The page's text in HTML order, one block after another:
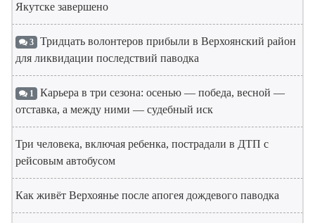
Якутске завершено
3 Тридцать волонтеров прибыли в Верхоянский район
для ликвидации последствий паводка
1 Карьера в три сезона: осенью — победа, весной —
отставка, а между ними — судебный иск
Три человека, включая ребенка, пострадали в ДТП с
рейсовым автобусом
Как живёт Верхоянье после апогея дождевого паводка